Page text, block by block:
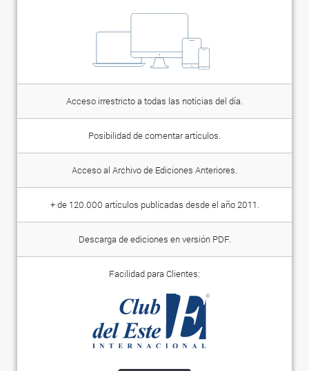
Acceso irrestricto a todas las noticias del día.
Posibilidad de comentar artículos.
Acceso al Archivo de Ediciones Anteriores.
+ de 120.000 artículos publicadas desde el año 2011.
Descarga de ediciones en versión PDF.
Facilidad para Clientes: